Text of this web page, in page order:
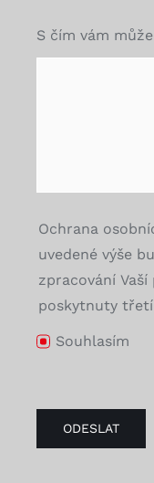
S čím vám
Ochrana
uvedené výše
zpracování
poskytnuty
Souhlasím
ODESLAT